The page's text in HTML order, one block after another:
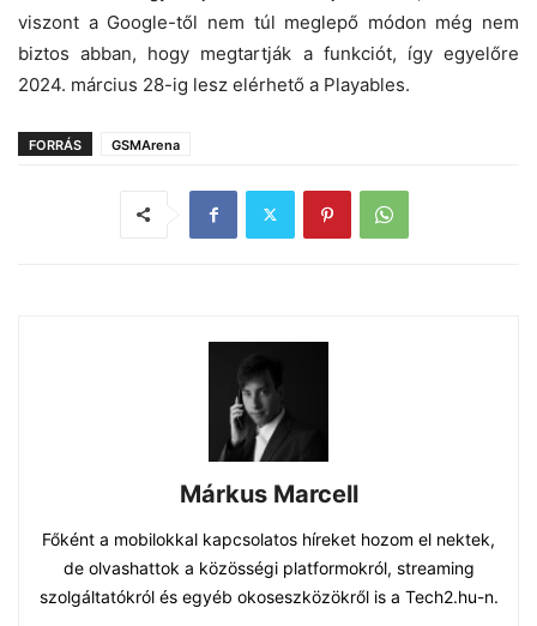
viszont a Google-től nem túl meglepő módon még nem
biztos abban, hogy megtartják a funkciót, így egyelőre
2024. március 28-ig lesz elérhető a Playables.
FORRÁS GSMArena
Márkus Marcell
Főként a mobilokkal kapcsolatos híreket hozom el nektek,
de olvashattok a közösségi platformokról, streaming
szolgáltatókról és egyéb okoseszközökről is a Tech2.hu-n.